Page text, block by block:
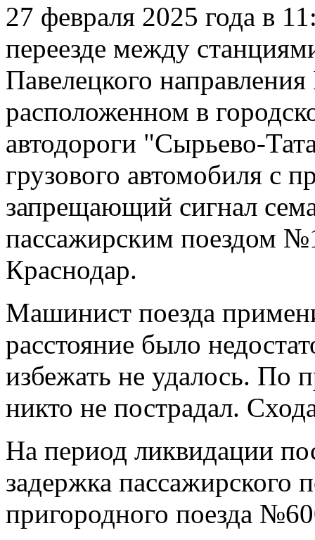
27 февраля 2025 года в
переезде между
Павелецкого
расположенном в
автодороги "Сырьево-
грузового автомобиля с
запрещающий сигнал
пассажирским поездом
Краснодар.
Машинист поезда
расстояние было
избежать не удалось. По
никто не пострадал.
На период ликвидации
задержка пассажирского
пригородного поезда